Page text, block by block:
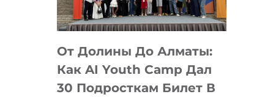
От Долины До Алматы:
Как AI Youth Camp Дал
30 Подросткам Билет В